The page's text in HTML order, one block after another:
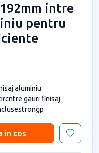
intre
pentru
aluminiu
gauri finisaj
in cos